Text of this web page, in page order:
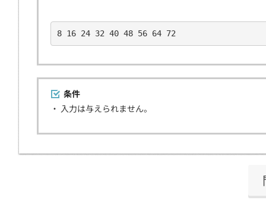
8 16 24 32 40 48 56 64 72
条件
・ 入力は与えられません。